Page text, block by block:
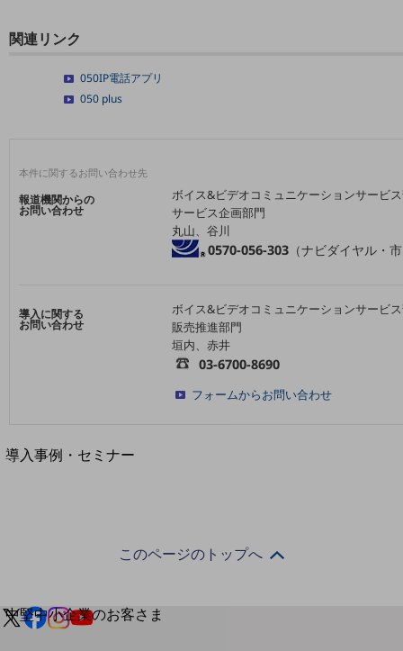
ケータイプラン
5Gデータプラス
home5Gプラン
モバイルサービス
端末の一元管理
回線・ネットワーク
お手続き
導入事例・セミナー
開催・出展する各種セミナー、イベント情報をご紹介します
中堅中小企業のお客さま
NTTドコモビジネスウォッチ
関連リンク
050IP電話アプリ
050 plus
本件に関するお問い合わせ先
報道機関からの
お問い合わせ
ボイス&ビデオコミュニケーションサービ
サービス企画部門
丸山、谷川
0570-056-303 （ナビダイヤル・
導入に関する
お問い合わせ
ボイス&ビデオコミュニケーションサービ
販売推進部門
垣内、赤井
03-6700-8690
フォームからお問い合わせ
このページのトップへ